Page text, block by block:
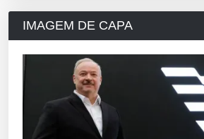
IMAGEM DE CAPA